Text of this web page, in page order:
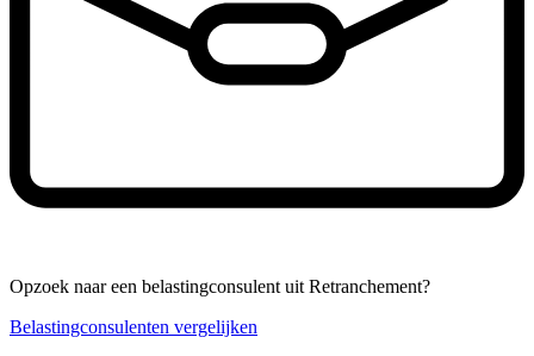
Opzoek naar een belastingconsulent uit Retranchement?
Belastingconsulenten vergelijken